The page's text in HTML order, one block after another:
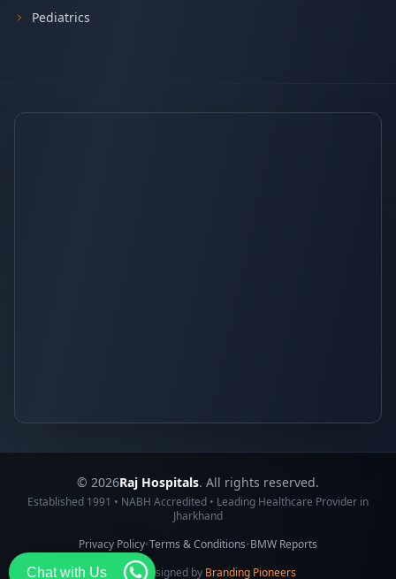
Pediatrics
© 2026Raj Hospitals. All rights reserved.
Established 1991 • NABH Accredited • Leading Healthcare Provider in
Jharkhand
Privacy Policy•Terms & Conditions•BMW Reports
Made & Designed by Branding Pioneers
Chat with Us